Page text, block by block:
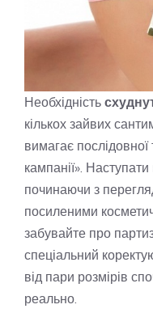
Необхідність
кількох зайвих
вимагає послідовної
кампанії».
починаючи з
посиленими
забувайте про
спеціальний
від пари розмірів
реально.